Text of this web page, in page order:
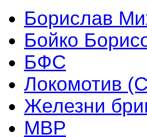
Борислав
Бойко
БФС
Локомотив
Железни
МВР